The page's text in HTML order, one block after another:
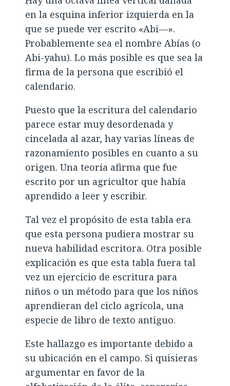
en la esquina inferior izquierda en la
que se puede ver escrito «Abi—».
Probablemente sea el nombre Abías (o
Abi-yahu). Lo más posible es que sea la
firma de la persona que escribió el
calendario.
Puesto que la escritura del calendario
parece estar muy desordenada y
cincelada al azar, hay varias líneas de
razonamiento posibles en cuanto a su
origen. Una teoría afirma que fue
escrito por un agricultor que había
aprendido a leer y escribir.
Tal vez el propósito de esta tabla era
que esta persona pudiera mostrar su
nueva habilidad escritora. Otra posible
explicación es que esta tabla fuera tal
vez un ejercicio de escritura para
niños o un método para que los niños
aprendieran del ciclo agrícola, una
especie de libro de texto antiguo.
Este hallazgo es importante debido a
su ubicación en el campo. Si quisieras
argumentar en favor de la